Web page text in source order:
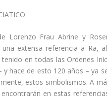
Lorenzo Frau Abrine y
extensa referencia a Ra,
en todas las Ordenes
hace de esto 120 años – ya
estos simbolismos. A
en estas